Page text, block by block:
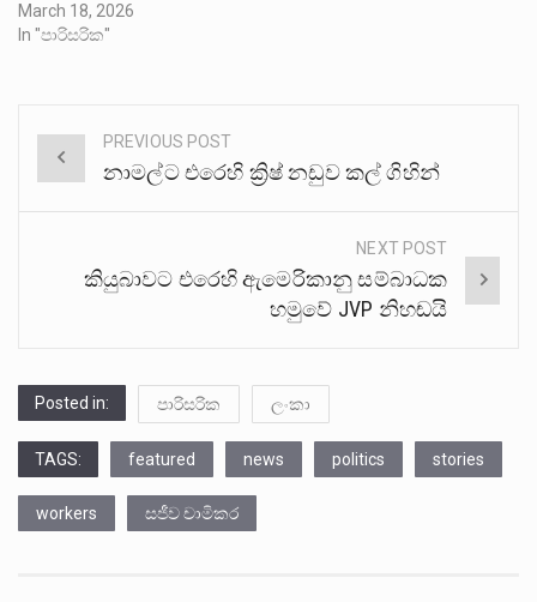
March 18, 2026
In "පාරිසරික"
Post
navigation
PREVIOUS POST
නාමල්ට එරෙහි ක්‍රිෂ් නඩුව කල් ගිහින්
NEXT POST
කියුබාවට එරෙහි ඇමෙරිකානු සම්බාධක
හමුවේ JVP නිහඬයි
Posted in: පාරිසරික ලංකා
TAGS: featured news politics stories
workers සජීව චාමිකර